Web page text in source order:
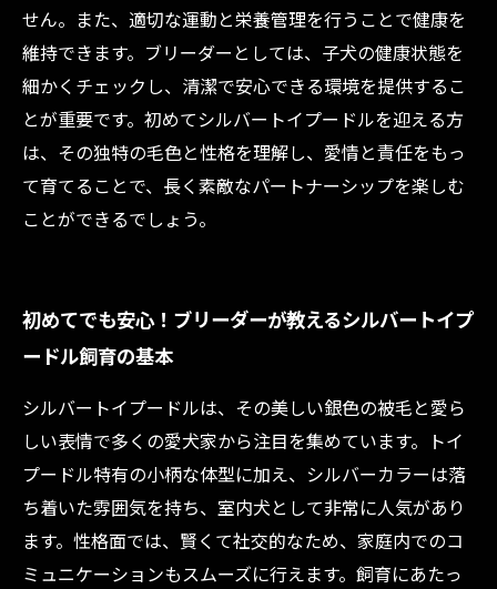
せん。また、適切な運動と栄養管理を行うことで健康を
維持できます。ブリーダーとしては、子犬の健康状態を
細かくチェックし、清潔で安心できる環境を提供するこ
とが重要です。初めてシルバートイプードルを迎える方
は、その独特の毛色と性格を理解し、愛情と責任をもっ
て育てることで、長く素敵なパートナーシップを楽しむ
ことができるでしょう。
初めてでも安心！ブリーダーが教えるシルバートイプ
ードル飼育の基本
シルバートイプードルは、その美しい銀色の被毛と愛ら
しい表情で多くの愛犬家から注目を集めています。トイ
プードル特有の小柄な体型に加え、シルバーカラーは落
ち着いた雰囲気を持ち、室内犬として非常に人気があり
ます。性格面では、賢くて社交的なため、家庭内でのコ
ミュニケーションもスムーズに行えます。飼育にあたっ